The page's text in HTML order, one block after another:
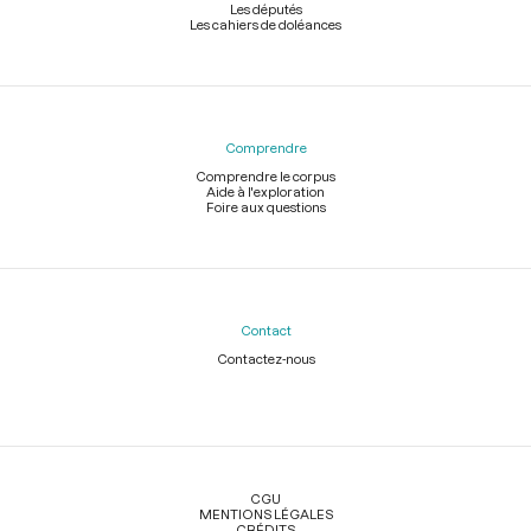
Les députés
Les cahiers de doléances
Comprendre
Comprendre le corpus
Aide à l'exploration
Foire aux questions
Contact
Contactez-nous
Légal
CGU
MENTIONS LÉGALES